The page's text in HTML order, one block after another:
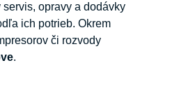
opravy a dodávky
ich potrieb. Okrem
či rozvody
.